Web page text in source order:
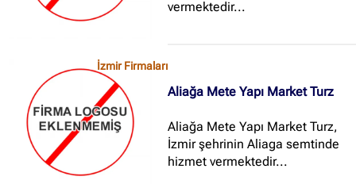
vermektedir...
İzmir Firmaları
Aliağa Mete Yapı Market Turz
Aliağa Mete Yapı Market Turz,
İzmir şehrinin Aliaga semtinde
hizmet vermektedir...